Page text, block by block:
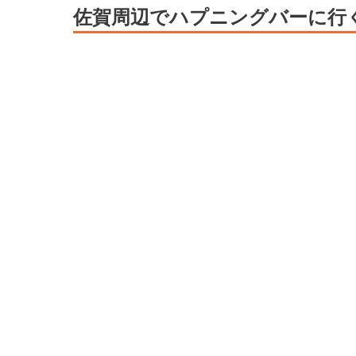
佐賀周辺でハプニングバーに行